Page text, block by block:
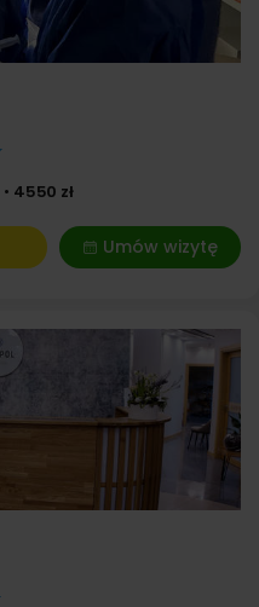
4550 zł
Umów wizytę